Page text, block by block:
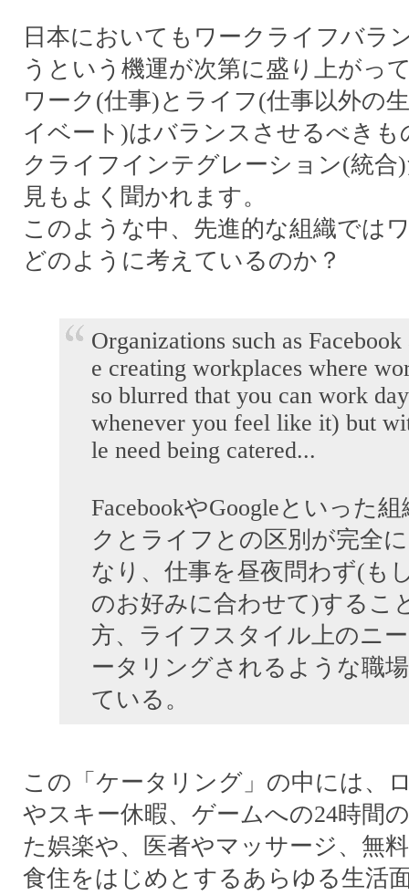
日本においてもワークライフバラ
うという機運が次第に盛り上がっ
ワーク(仕事)とライフ(仕事以外の
イベート)はバランスさせるべきも
クライフインテグレーション(統合
見もよく聞かれます。
このような中、先進的な組織では
どのように考えているのか？
Organizations such as
e creating workplaces where
so blurred that you can work
whenever you feel like it) but
le need being catered...
FacebookやGoogleといった
クとライフとの区別が完全
なり、仕事を昼夜問わず(も
のお好みに合わせて)するこ
方、ライフスタイル上のニ
ータリングされるような職
ている。
この「ケータリング」の中には、
やスキー休暇、ゲームへの24時間
た娯楽や、医者やマッサージ、無
食住をはじめとするあらゆる生活